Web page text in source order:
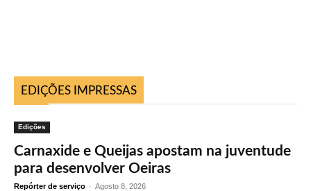
EDIÇÕES IMPRESSAS
Edições
Carnaxide e Queijas apostam na juventude
para desenvolver Oeiras
Repórter de serviço - Agosto 8, 2026